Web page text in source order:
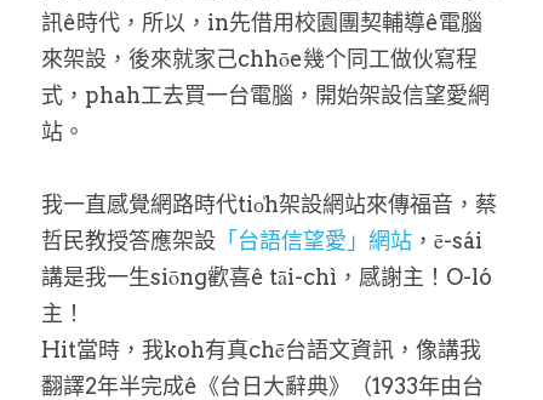
訊ê時代，所以，in先借用校園團契輔導ê電腦
來架設，後來就家己chhōe幾个同工做伙寫程
式，phah工去買一台電腦，開始架設信望愛網
站。
我一直感覺網路時代tio̍h架設網站來傳福音，蔡
哲民教授答應架設 「台語信望愛」網站 ，ē-sái
講是我一生siōng歡喜ê tāi-chì，感謝主！O-ló
主！
Hit當時，我koh有真chē台語文資訊，像講我
翻譯2年半完成ê《台日大辭典》（1933年由台